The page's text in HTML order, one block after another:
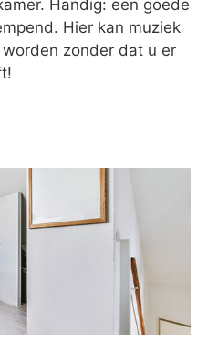
Handig: een goede
Hier kan muziek
zonder dat u er